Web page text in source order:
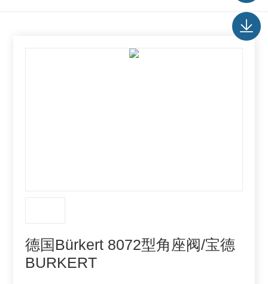
德国Bürkert 8072型角座阀/宝德
BURKERT